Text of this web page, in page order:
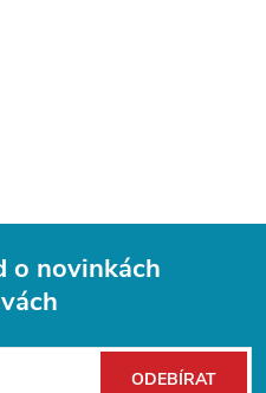
o novinkách
ODEBÍRAT